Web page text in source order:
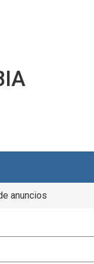
anuncios